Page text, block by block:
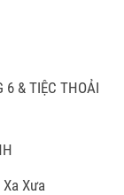
& TIỆC THOẢI
Xưa